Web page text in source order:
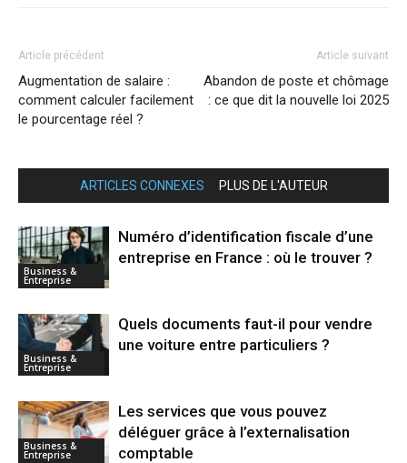
Article précédent
Augmentation de salaire :
comment calculer facilement
le pourcentage réel ?
Article suivant
Abandon de poste et chômage
: ce que dit la nouvelle loi 2025
ARTICLES CONNEXES PLUS DE L'AUTEUR
Business &
Entreprise
Numéro d’identification fiscale d’une
entreprise en France : où le trouver ?
Business &
Entreprise
Quels documents faut-il pour vendre
une voiture entre particuliers ?
Business &
Entreprise
Les services que vous pouvez
déléguer grâce à l’externalisation
comptable